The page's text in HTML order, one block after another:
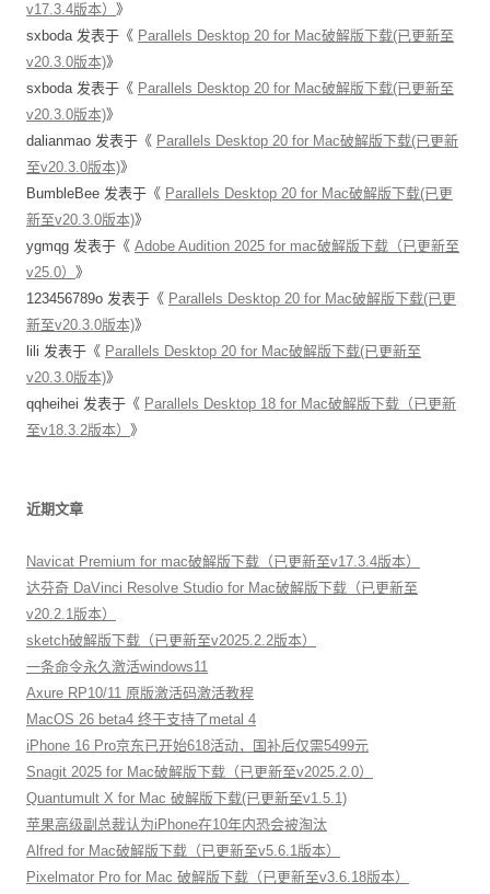
v17.3.4版本） 》
sxboda发表于《 Parallels Desktop 20 for Mac破解版下载(已更新至
v20.3.0版本)》
sxboda发表于《 Parallels Desktop 20 for Mac破解版下载(已更新至
v20.3.0版本)》
dalianmao 发表于《 Parallels Desktop 20 for Mac破解版下载(已更新
至v20.3.0版本)》
BumbleBee 发表于《 Parallels Desktop 20 for Mac破解版下载(已更
新至v20.3.0版本)》
ygmqg 发表于《 Adobe Audition 2025 for mac破解版下载（已更新至
v25.0） 》
123456789o 发表于《 Parallels Desktop 20 for Mac破解版下载(已更
新至v20.3.0版本)》
lili 发表于《 Parallels Desktop 20 for Mac破解版下载(已更新至
v20.3.0版本)》
qqheihei 发表于《 Parallels Desktop 18 for Mac破解版下载（已更新
至v18.3.2版本） 》
近期文章
Navicat Premium for mac破解版下载（已更新至v17.3.4版本）
达芬奇 DaVinci Resolve Studio for Mac破解版下载（已更新至
v20.2.1版本）
sketch破解版下载（已更新至v2025.2.2版本）
一条命令永久激活windows11
Axure RP10/11 原版激活码激活教程
MacOS 26 beta4 终于支持了metal 4
iPhone 16 Pro京东已开始618活动，国补后仅需5499元
Snagit 2025 for Mac破解版下载（已更新至v2025.2.0）
Quantumult X for Mac 破解版下载(已更新至v1.5.1)
苹果高级副总裁认为iPhone在10年内恐会被淘汰
Alfred for Mac破解版下载（已更新至v5.6.1版本）
Pixelmator Pro for Mac 破解版下载（已更新至v3.6.18版本）